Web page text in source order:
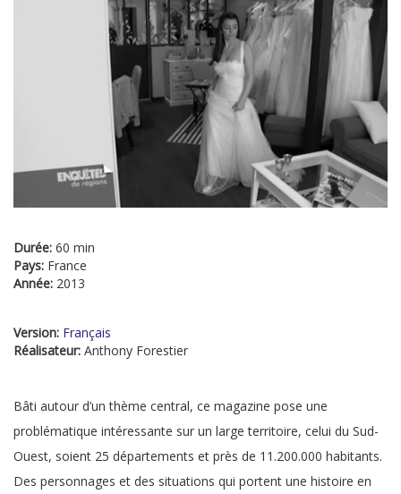
Durée: 60 min
Pays: France
Année: 2013
Version: Français
Réalisateur: Anthony Forestier
Bâti autour d’un thème central, ce magazine pose une
problématique intéressante sur un large territoire, celui du Sud-
Ouest, soient 25 départements et près de 11.200.000 habitants.
Des personnages et des situations qui portent une histoire en